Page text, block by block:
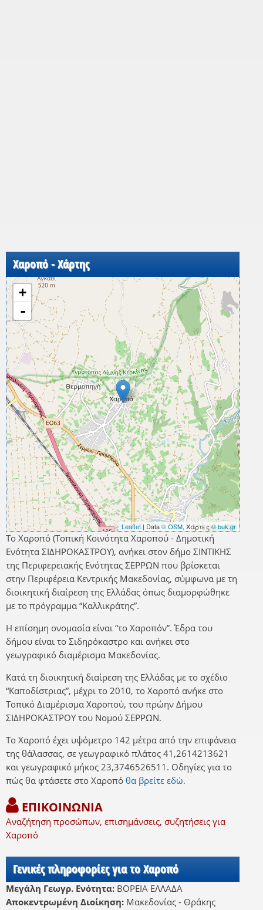
Χαροπό - Χάρτης
+
-
Leaflet| Data© OSM, Χάρτες© buk.gr
Το Χαροπό (Τοπική Κοινότητα Χαροπού - Δημοτική
Ενότητα ΣΙΔΗΡΟΚΑΣΤΡΟΥ), ανήκει στον δήμο ΣΙΝΤΙΚΗΣ
της Περιφερειακής Ενότητας ΣΕΡΡΩΝ που βρίσκεται
στην Περιφέρεια Κεντρικής Μακεδονίας, σύμφωνα με τη
διοικητική διαίρεση της Ελλάδας όπως διαμορφώθηκε
με το πρόγραμμα “Καλλικράτης”.
Η επίσημη ονομασία είναι “το Χαροπόν”. Έδρα του
δήμου είναι το Σιδηρόκαστρο και ανήκει στο
γεωγραφικό διαμέρισμα Μακεδονίας.
Κατά τη διοικητική διαίρεση της Ελλάδας με το σχέδιο
“Καποδίστριας”, μέχρι το 2010, το Χαροπό ανήκε στο
Τοπικό Διαμέρισμα Χαροπού, του πρώην Δήμου
ΣΙΔΗΡΟΚΑΣΤΡΟΥ του Νομού ΣΕΡΡΩΝ.
Το Χαροπό έχει υψόμετρο 142 μέτρα από την επιφάνεια
της θάλασσας, σε γεωγραφικό πλάτος 41,2614213621
και γεωγραφικό μήκος 23,3746526511. Οδηγίες για το
πώς θα φτάσετε στο Χαροπό θα βρείτε εδώ.
ΕΠΙΚΟΙΝΩΝΙΑ
Αναζήτηση προσώπων, επισημάνσεις, συζητήσεις για
Χαροπό
Γενικές πληροφορίες για το Χαροπό
Μεγάλη Γεωγρ. Ενότητα: ΒΟΡΕΙΑ ΕΛΛΑΔΑ
Αποκεντρωμένη Διοίκηση: Μακεδονίας - Θράκης